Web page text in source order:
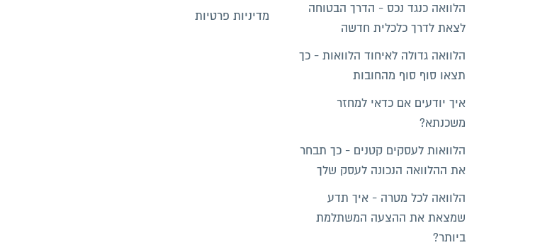
מדיניות פרטיות
הלוואה כנגד נכס - הדרך הבטוחה
לצאת לדרך כלכלית חדשה
הלוואה גדולה לאיחוד הלוואות - כך
תצאו סוף סוף מהחובות
איך יודעים אם כדאי למחזר
משכנתא?
הלוואות לעסקים קטנים - כך תבחר
את ההלוואה הנכונה לעסק שלך
הלוואה לכל מטרה - איך תדע
שמצאת את ההצעה המשתלמת
ביותר?